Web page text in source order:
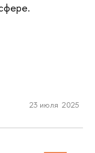
23 июля 2025